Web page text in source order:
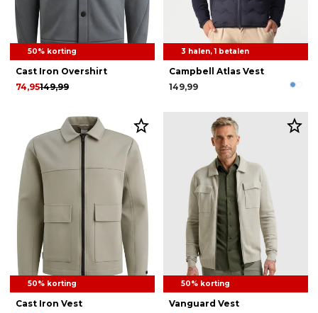
50% korting
Cast Iron Overshirt
149,99
74,95
3 halen, 1 betalen
Campbell Atlas Vest
149,99
50% korting
Cast Iron Vest
50% korting
Vanguard Vest